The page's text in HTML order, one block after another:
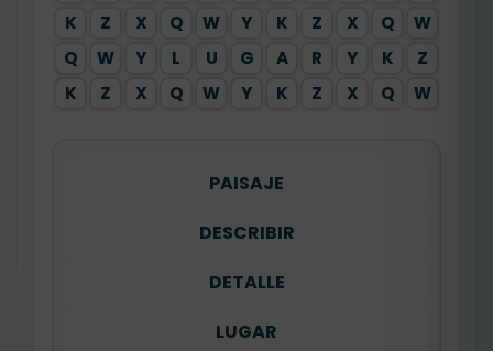
K
Z X Q W Y K Z X Q
W
Q
W Y L U G A R Y K
Z
K
Z X Q W Y K Z X Q W
PAISAJE
DESCRIBIR
DETALLE
LUGAR